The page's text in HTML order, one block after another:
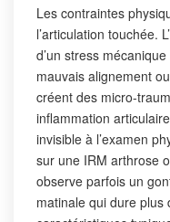
Les contraintes
l’articulation touchée.
d’un stress
mauvais alignement
créent des micro-
inflammation
invisible à l’examen
sur une IRM arthrose
observe parfois un
matinale qui dure plus